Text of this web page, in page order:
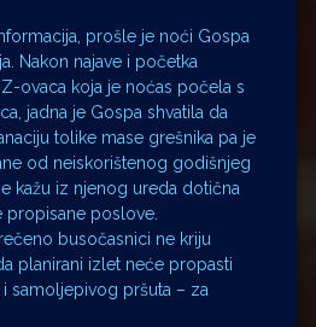
prošle je noći Gospa
Nakon najave i početka
ovaca koja je noćas počela s
jadna je Gospa shvatila da
tolike mase grešnika pa je
od neiskorištenog godišnjeg
kažu iz njenog ureda dotična
propisane poslove.
busočasnici ne kriju
planirani izlet neće propasti
samoljepivog pršuta – za